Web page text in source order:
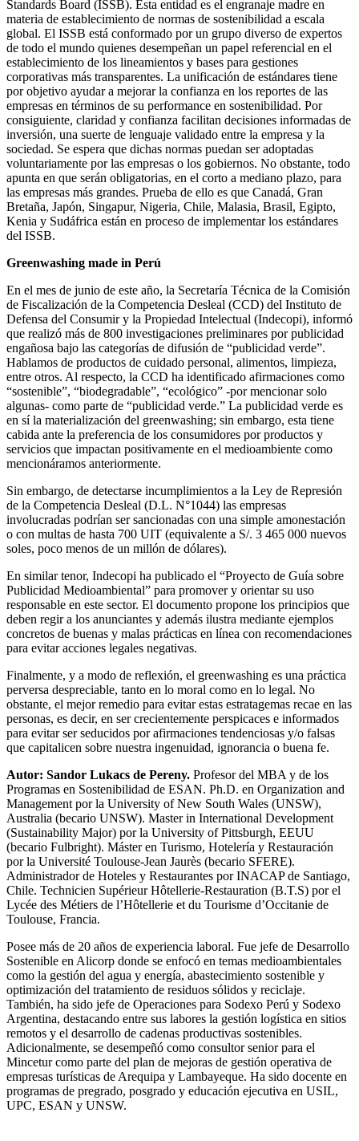
Standards Board (ISSB). Esta entidad es el engranaje madre en
materia de establecimiento de normas de sostenibilidad a escala
global. El ISSB está conformado por un grupo diverso de expertos
de todo el mundo quienes desempeñan un papel referencial en el
establecimiento de los lineamientos y bases para gestiones
corporativas más transparentes. La unificación de estándares tiene
por objetivo ayudar a mejorar la confianza en los reportes de las
empresas en términos de su performance en sostenibilidad. Por
consiguiente, claridad y confianza facilitan decisiones informadas de
inversión, una suerte de lenguaje validado entre la empresa y la
sociedad. Se espera que dichas normas puedan ser adoptadas
voluntariamente por las empresas o los gobiernos. No obstante, todo
apunta en que serán obligatorias, en el corto a mediano plazo, para
las empresas más grandes. Prueba de ello es que Canadá, Gran
Bretaña, Japón, Singapur, Nigeria, Chile, Malasia, Brasil, Egipto,
Kenia y Sudáfrica están en proceso de implementar los estándares
del ISSB.
Greenwashing made in Perú
En el mes de junio de este año, la Secretaría Técnica de la Comisión
de Fiscalización de la Competencia Desleal (CCD) del Instituto de
Defensa del Consumir y la Propiedad Intelectual (Indecopi), informó
que realizó más de 800 investigaciones preliminares por publicidad
engañosa bajo las categorías de difusión de “publicidad verde”.
Hablamos de productos de cuidado personal, alimentos, limpieza,
entre otros. Al respecto, la CCD ha identificado afirmaciones como
“sostenible”, “biodegradable”, “ecológico” -por mencionar solo
algunas- como parte de “publicidad verde.” La publicidad verde es
en sí la materialización del greenwashing; sin embargo, esta tiene
cabida ante la preferencia de los consumidores por productos y
servicios que impactan positivamente en el medioambiente como
mencionáramos anteriormente.
Sin embargo, de detectarse incumplimientos a la Ley de Represión
de la Competencia Desleal (D.L. N°1044) las empresas
involucradas podrían ser sancionadas con una simple amonestación
o con multas de hasta 700 UIT (equivalente a S/. 3 465 000 nuevos
soles, poco menos de un millón de dólares).
En similar tenor, Indecopi ha publicado el “Proyecto de Guía sobre
Publicidad Medioambiental” para promover y orientar su uso
responsable en este sector. El documento propone los principios que
deben regir a los anunciantes y además ilustra mediante ejemplos
concretos de buenas y malas prácticas en línea con recomendaciones
para evitar acciones legales negativas.
Finalmente, y a modo de reflexión, el greenwashing es una práctica
perversa despreciable, tanto en lo moral como en lo legal. No
obstante, el mejor remedio para evitar estas estratagemas recae en las
personas, es decir, en ser crecientemente perspicaces e informados
para evitar ser seducidos por afirmaciones tendenciosas y/o falsas
que capitalicen sobre nuestra ingenuidad, ignorancia o buena fe.
Autor: Sandor Lukacs de Pereny. Profesor del MBA y de los
Programas en Sostenibilidad de ESAN. Ph.D. en Organization and
Management por la University of New South Wales (UNSW),
Australia (becario UNSW). Master in International Development
(Sustainability Major) por la University of Pittsburgh, EEUU
(becario Fulbright). Máster en Turismo, Hotelería y Restauración
por la Université Toulouse-Jean Jaurès (becario SFERE).
Administrador de Hoteles y Restaurantes por INACAP de Santiago,
Chile. Technicien Supérieur Hôtellerie-Restauration (B.T.S) por el
Lycée des Métiers de l’Hôtellerie et du Tourisme d’Occitanie de
Toulouse, Francia.
Posee más de 20 años de experiencia laboral. Fue jefe de Desarrollo
Sostenible en Alicorp donde se enfocó en temas medioambientales
como la gestión del agua y energía, abastecimiento sostenible y
optimización del tratamiento de residuos sólidos y reciclaje.
También, ha sido jefe de Operaciones para Sodexo Perú y Sodexo
Argentina, destacando entre sus labores la gestión logística en sitios
remotos y el desarrollo de cadenas productivas sostenibles.
Adicionalmente, se desempeñó como consultor senior para el
Mincetur como parte del plan de mejoras de gestión operativa de
empresas turísticas de Arequipa y Lambayeque. Ha sido docente en
programas de pregrado, posgrado y educación ejecutiva en USIL,
UPC, ESAN y UNSW.